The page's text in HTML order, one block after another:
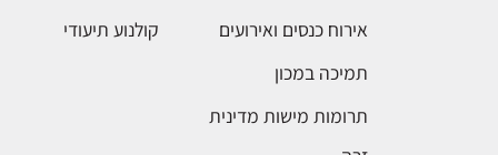
אירוח כנסים ואירועים
תמיכה במכון
תרומות מישות מדינית
קולנוע תיעודי